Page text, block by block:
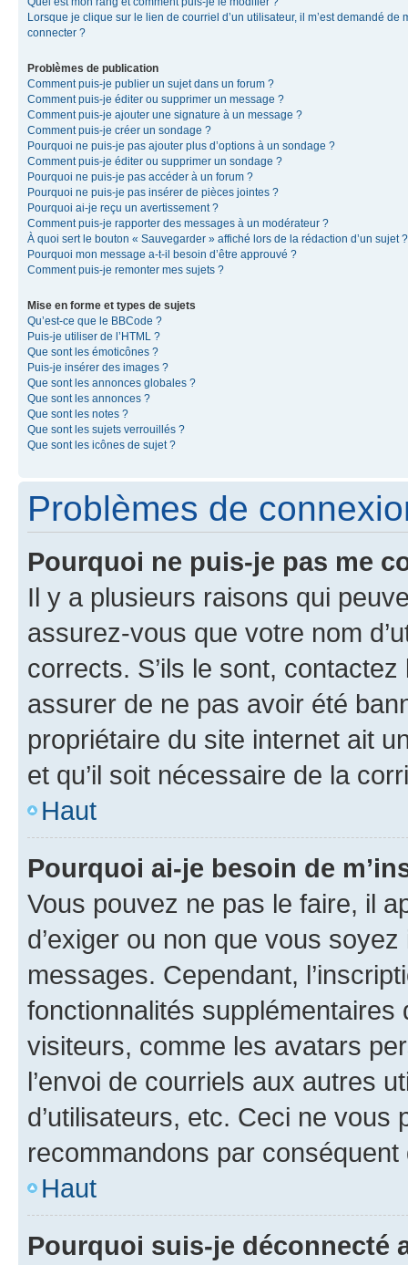
Lorsque je clique sur le lien de courriel d’un utilisateur, il m’est demandé de
connecter ?
Problèmes de publication
Comment puis-je publier un sujet dans un forum ?
Comment puis-je éditer ou supprimer un message ?
Comment puis-je ajouter une signature à un message ?
Comment puis-je créer un sondage ?
Pourquoi ne puis-je pas ajouter plus d’options à un sondage ?
Comment puis-je éditer ou supprimer un sondage ?
Pourquoi ne puis-je pas accéder à un forum ?
Pourquoi ne puis-je pas insérer de pièces jointes ?
Pourquoi ai-je reçu un avertissement ?
Comment puis-je rapporter des messages à un modérateur ?
À quoi sert le bouton « Sauvegarder » affiché lors de la rédaction d’un sujet ?
Pourquoi mon message a-t-il besoin d’être approuvé ?
Comment puis-je remonter mes sujets ?
Mise en forme et types de sujets
Qu’est-ce que le BBCode ?
Puis-je utiliser de l’HTML ?
Que sont les émoticônes ?
Puis-je insérer des images ?
Que sont les annonces globales ?
Que sont les annonces ?
Que sont les notes ?
Que sont les sujets verrouillés ?
Que sont les icônes de sujet ?
Problèmes de
Pourquoi ne puis-je pas me
Il y a plusieurs raisons qui
assurez-vous que votre nom
corrects. S’ils le sont,
assurer de ne pas avoir été
propriétaire du site internet ait
et qu’il soit nécessaire de la
Haut
Pourquoi ai-je besoin de
Vous pouvez ne pas le faire, il
d’exiger ou non que vous
messages. Cependant,
fonctionnalités
visiteurs, comme les avatars
l’envoi de courriels aux autres
d’utilisateurs, etc. Ceci ne vous
recommandons par conséquent
Haut
Pourquoi suis-je déconnecté